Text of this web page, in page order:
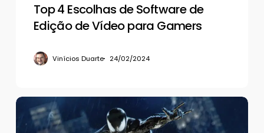
GamersTop 4 Escolhas de Software de
Edição de Vídeo para Gamers
Vinícios Duarte 24/02/2024
Marvel’s
Spider-